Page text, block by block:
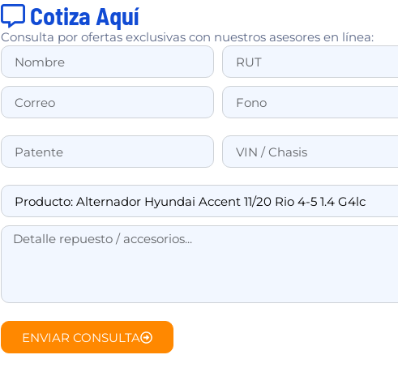
Cotiza Aquí
Consulta por ofertas exclusivas con nuestros asesores en línea:
ENVIAR CONSULTA